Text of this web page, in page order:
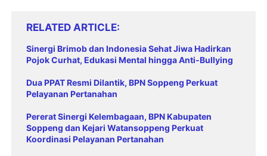
RELATED ARTICLE
Sinergi Brimob dan Indonesia Sehat Jiwa Hadirkan
Pojok Curhat, Edukasi Mental hingga Anti-Bullying
Dua PPAT Resmi Dilantik, BPN Soppeng Perkuat
Pelayanan Pertanahan
Pererat Sinergi Kelembagaan, BPN Kabupaten
Soppeng dan Kejari Watansoppeng Perkuat
Koordinasi Pelayanan Pertanahan